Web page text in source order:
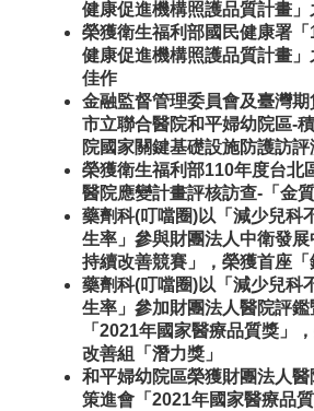
健康促進機構照護品質計畫
榮獲衛生福利部國民健康署
健康促進機構照護品質計畫
佳作
金融監督管理委員會及臺灣
市立聯合醫院和平婦幼院區-
院國家關鍵基礎設施防護訪評
榮獲衛生福利部110年度台北
醫院應變計畫評核訪查-「金質
藥劑科(叮噹圈)以「減少兒科
生率」參與財團法人中衛發
持續改善競賽」，榮獲首座「
藥劑科(叮噹圈)以「減少兒科
生率」參加財團法人醫院評
「2021年國家醫療品質獎」
改善組「潛力獎」
和平婦幼院區榮獲財團法人
策進會「2021年國家醫療品